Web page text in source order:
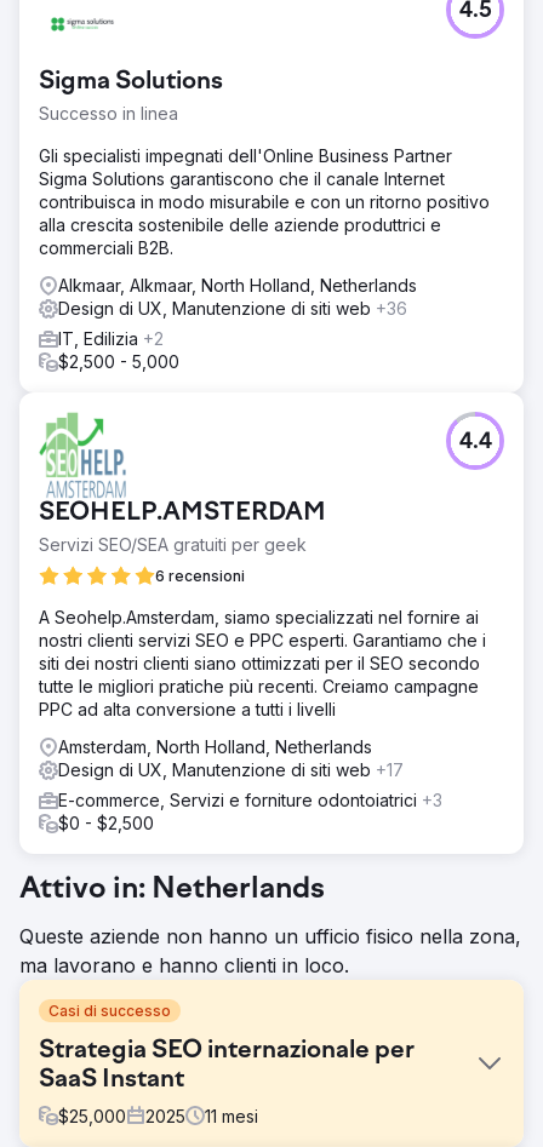
Sigma Solutions
Successo in linea
4.5
Gli specialisti impegnati dell'Online Business Partner
Sigma Solutions garantiscono che il canale Internet
contribuisca in modo misurabile e con un ritorno positivo
alla crescita sostenibile delle aziende produttrici e
commerciali B2B.
Alkmaar, Alkmaar, North Holland, Netherlands
Design di UX, Manutenzione di siti web +36
IT, Edilizia +2
$2,500 - 5,000
SEOHELP.AMSTERDAM
Servizi SEO/SEA gratuiti per geek
6 recensioni
4.4
A Seohelp.Amsterdam, siamo specializzati nel fornire ai
nostri clienti servizi SEO e PPC esperti. Garantiamo che i
siti dei nostri clienti siano ottimizzati per il SEO secondo
tutte le migliori pratiche più recenti. Creiamo campagne
PPC ad alta conversione a tutti i livelli
Amsterdam, North Holland, Netherlands
Design di UX, Manutenzione di siti web +17
E-commerce, Servizi e forniture odontoiatrici +3
$0 - $2,500
Attivo in: Netherlands
Queste aziende non hanno un ufficio fisico nella zona,
ma lavorano e hanno clienti in loco.
Casi di successo
Strategia SEO internazionale per
SaaS Instant
$25,000 2025 11 mesi